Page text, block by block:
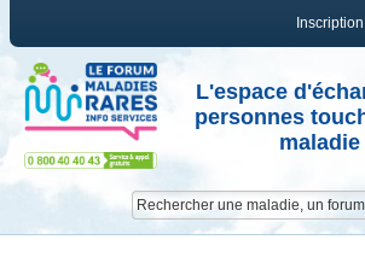
Inscription
L'espace
personnes
maladie